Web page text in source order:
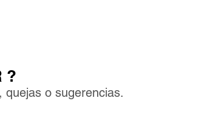
?
o sugerencias.